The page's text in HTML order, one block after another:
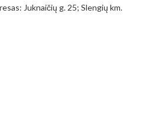
Juknaičių g. 25; Slengių km.